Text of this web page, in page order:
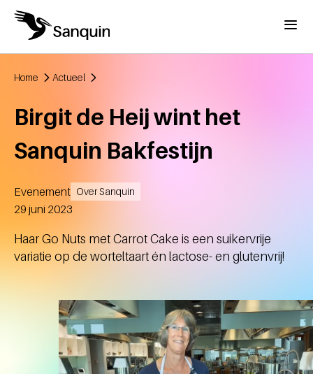
Overslaan en naar de inhoud gaan
Menu
Home Actueel
Birgit de Heij wint het
Sanquin Bakfestijn
Evenement Over Sanquin
Aangemaakt
29 juni 2023
Haar Go Nuts met Carrot Cake is een suikervrije
variatie op de worteltaart én lactose- en glutenvrij!